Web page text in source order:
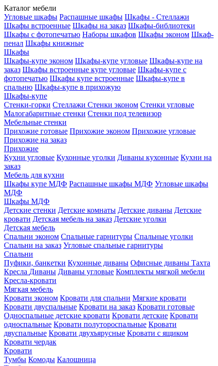
Каталог мебели
Угловые шкафы Распашные шкафы Шкафы - Стеллажи
Шкафы встроенные Шкафы на заказ Шкафы-библиотеки
Шкафы с фотопечатью Наборы шкафов Шкафы эконом Шкаф-
пенал Шкафы книжные
Шкафы
Шкафы-купе эконом Шкафы-купе угловые Шкафы-купе на
заказ Шкафы встроенные купе угловые Шкафы-купе с
фотопечатью Шкафы купе встроенные Шкафы-купе в
спальню Шкафы-купе в прихожую
Шкафы-купе
Стенки-горки Стеллажи Стенки эконом Стенки угловые
Малогабаритные стенки Стенки под телевизор
Мебельные стенки
Прихожие готовые Прихожие эконом Прихожие угловые
Прихожие на заказ
Прихожие
Кухни угловые Кухонные уголки Диваны кухонные Кухни на
заказ
Мебель для кухни
Шкафы купе МДФ Распашные шкафы МДФ Угловые шкафы
МДФ
Шкафы МДФ
Детские стенки Детские комнаты Детские диваны Детские
кровати Детская мебель на заказ Детские уголки
Детская мебель
Спальни эконом Спальные гарнитуры Спальные уголки
Спальни на заказ Угловые спальные гарнитуры
Спальни
Пуфики, банкетки Кухонные диваны Офисные диваны Тахта
Кресла Диваны Диваны угловые Комплекты мягкой мебели
Кресла-кровати
Мягкая мебель
Кровати эконом Кровати для спальни Мягкие кровати
Кровати двуспальные Кровати на заказ Кровати готовые
Односпальные детские кровати Кровати детские Кровати
односпальные Кровати полутороспальные Кровати
двуспальные Кровати двухъярусные Кровати с ящиком
Кровати чердак
Кровати
Тумбы Комоды Калошница